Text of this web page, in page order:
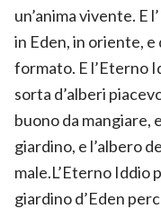
un’anima vivente. E
in Eden, in oriente, e
formato. E l’Eterno
sorta d’alberi
buono da mangiare,
giardino, e l’albero
male.L’Eterno Iddio
giardino d’Eden